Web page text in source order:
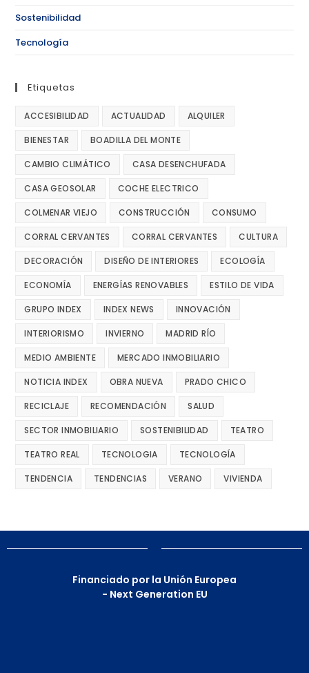
Sostenibilidad
Tecnología
Etiquetas
ACCESIBILIDAD ACTUALIDAD ALQUILER
BIENESTAR BOADILLA DEL MONTE
CAMBIO CLIMÁTICO CASA DESENCHUFADA
CASA GEOSOLAR COCHE ELECTRICO
COLMENAR VIEJO CONSTRUCCIÓN CONSUMO
CORRAL CERVANTES CORRAL CERVANTES CULTURA
DECORACIÓN DISEÑO DE INTERIORES ECOLOGÍA
ECONOMÍA ENERGÍAS RENOVABLES ESTILO DE VIDA
GRUPO INDEX INDEX NEWS INNOVACIÓN
INTERIORISMO INVIERNO MADRID RÍO
MEDIO AMBIENTE MERCADO INMOBILIARIO
NOTICIA INDEX OBRA NUEVA PRADO CHICO
RECICLAJE RECOMENDACIÓN SALUD
SECTOR INMOBILIARIO SOSTENIBILIDAD TEATRO
TEATRO REAL TECNOLOGIA TECNOLOGÍA
TENDENCIA TENDENCIAS VERANO VIVIENDA
Financiado por la Unión Europea
- Next Generation EU